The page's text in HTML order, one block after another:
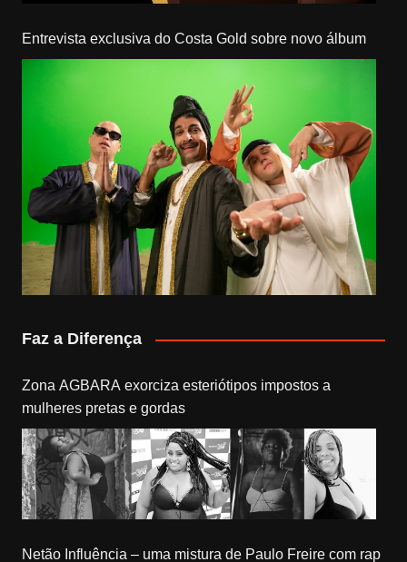
Entrevista exclusiva do Costa Gold sobre novo álbum
Faz a Diferença
Zona AGBARA exorciza esteriótipos impostos a
mulheres pretas e gordas
Netão Influência – uma mistura de Paulo Freire com rap